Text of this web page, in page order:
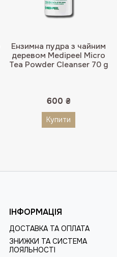
Ензимна пудра з чайним
деревом Medipeel Micro
Tea Powder Cleanser 70 g
600 ₴
Купити
ІНФОРМАЦІЯ
ДОСТАВКА ТА ОПЛАТА
ЗНИЖКИ ТА СИСТЕМА
ЛОЯЛЬНОСТІ